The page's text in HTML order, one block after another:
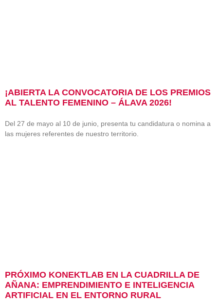
¡ABIERTA LA CONVOCATORIA DE LOS PREMIOS
AL TALENTO FEMENINO – ÁLAVA 2026!
Del 27 de mayo al 10 de junio, presenta tu candidatura o nomina a
las mujeres referentes de nuestro territorio.
PRÓXIMO KONEKTLAB EN LA CUADRILLA DE
AÑANA: EMPRENDIMIENTO E INTELIGENCIA
ARTIFICIAL EN EL ENTORNO RURAL